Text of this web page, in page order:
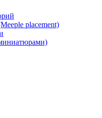
placement)